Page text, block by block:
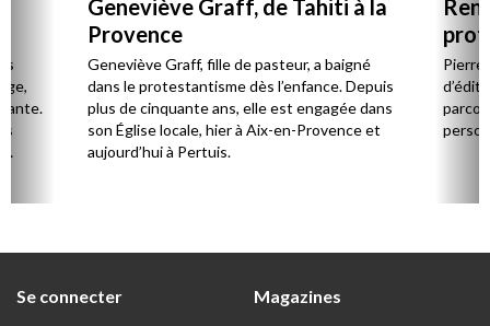
Geneviève Graff, de Tahiti à la
Provence
Geneviève Graff, fille de pasteur, a baigné
dans le protestantisme dès l’enfance. Depuis
plus de cinquante ans, elle est engagée dans
son Église locale, hier à Aix-en-Provence et
aujourd’hui à Pertuis.
Se connecter
Magazines